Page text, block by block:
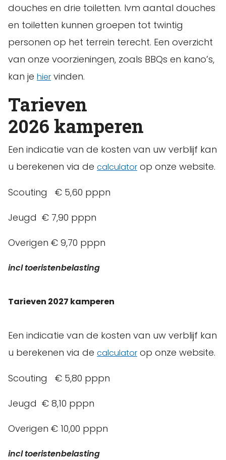
douches en drie toiletten. Ivm aantal douches
en toiletten kunnen groepen tot twintig
personen op het terrein terecht. Een overzicht
van onze voorzieningen, zoals BBQs en kano’s,
kan je hier vinden.
Tarieven
2026 kamperen
Een indicatie van de kosten van uw verblijf kan
u berekenen via de calculator op onze website.
Scouting € 5,60 pppn
Jeugd € 7,90 pppn
Overigen € 9,70 pppn
incl toeristenbelasting
Tarieven 2027 kamperen
Een indicatie van de kosten van uw verblijf kan
u berekenen via de calculator op onze website.
Scouting € 5,80 pppn
Jeugd € 8,10 pppn
Overigen € 10,00 pppn
incl toeristenbelasting